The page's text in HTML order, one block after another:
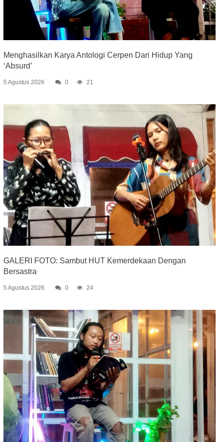
Menghasilkan Karya Antologi Cerpen Dari Hidup Yang
‘Absurd’
5 Agustus 2026 0 21
GALERI FOTO: Sambut HUT Kemerdekaan Dengan
Bersastra
5 Agustus 2026 0 24